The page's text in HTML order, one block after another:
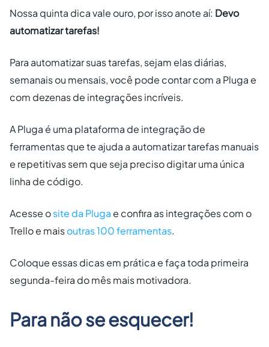
Nossa quinta dica vale ouro, por isso anote aí: Devo
automatizar tarefas!
Para automatizar suas tarefas, sejam elas diárias,
semanais ou mensais, você pode contar com a Pluga e
com dezenas de integrações incríveis.
A Pluga é uma plataforma de integração de
ferramentas que te ajuda a automatizar tarefas manuais
e repetitivas sem que seja preciso digitar uma única
linha de código.
Acesse osite da Pluga e confira as integrações com o
Trello e maisoutras 100 ferramentas.
Coloque essas dicas em prática e faça toda primeira
segunda-feira do mês mais motivadora.
Para não se esquecer!